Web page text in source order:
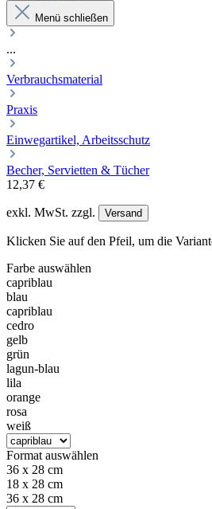
Menü schließen
...
Verbrauchsmaterial
Praxis
Einwegartikel, Arbeitsschutz
Becher, Servietten & Tücher
12,37 €
exkl. MwSt. zzgl. Versand
Klicken Sie auf den Pfeil, um die
Farbe auswählen
capriblau
blau
capriblau
cedro
gelb
grün
lagun-blau
lila
orange
rosa
weiß
Format auswählen
36 x 28 cm
18 x 28 cm
36 x 28 cm